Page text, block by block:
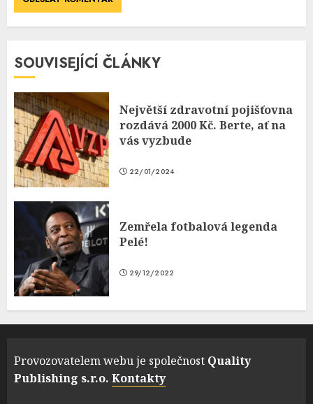
SOUVISEJÍCÍ ČLÁNKY
Největší zdravotní pojišťovna
rozdává 2000 Kč. Berte, ať na
vás vyzbude
22/01/2024
Zemřela fotbalová legenda
Pelé!
29/12/2022
Provozovatelem webu je společnost Quality
Publishing s.r.o. Kontakty